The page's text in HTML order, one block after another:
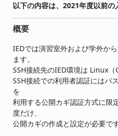
以下の内容は、2021年度以前の
概要
IEDでは演習室外および学外か
ます。
SSH接続先のIED環境は Linux（
SSH接続での利用者認証にはパ
を
利用する公開カギ認証方式に限
度だけ、
公開カギの作成と設定が必要です